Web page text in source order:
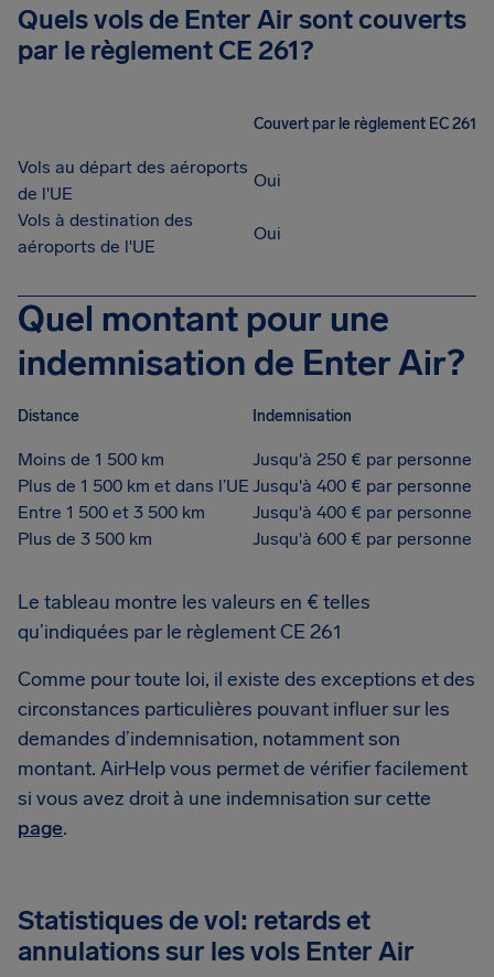
Quels vols de Enter Air sont couverts
par le règlement CE 261?
Couvert par le règlement EC 261
Vols au départ des aéroports
de l'UE
Oui
Vols à destination des
aéroports de l'UE
Oui
Quel montant pour une
indemnisation de Enter Air?
Distance Indemnisation
Moins de 1 500 km
Jusqu'à 250 € par personne
Plus de 1 500 km et dans l’UE Jusqu'à 400 € par personne
Entre 1 500 et 3 500 km
Jusqu'à 400 € par personne
Plus de 3 500 km
Jusqu'à 600 € par personne
Le tableau montre les valeurs en € telles
qu’indiquées par le règlement CE 261
Comme pour toute loi, il existe des exceptions et des
circonstances particulières pouvant influer sur les
demandes d’indemnisation, notamment son
montant. AirHelp vous permet de vérifier facilement
si vous avez droit à une indemnisation sur cette
page.
Statistiques de vol: retards et
annulations sur les vols Enter Air